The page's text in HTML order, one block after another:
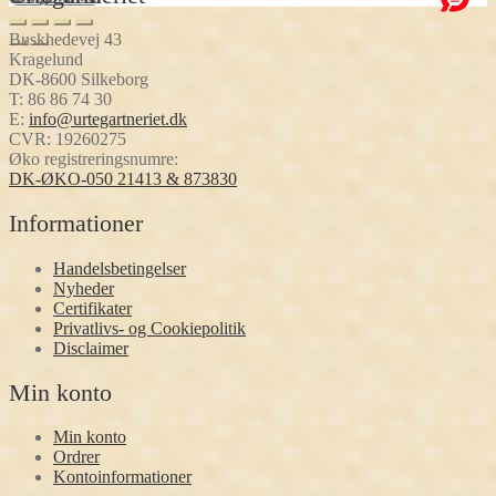
Buskhedevej 43
Kragelund
DK-8600 Silkeborg
T: 86 86 74 30
E: info@urtegartneriet.dk
CVR: 19260275
Øko registreringsnumre:
DK-ØKO-050 21413 & 873830
Informationer
Handelsbetingelser
Nyheder
Certifikater
Privatlivs- og Cookiepolitik
Disclaimer
Min konto
Min konto
Ordrer
Kontoinformationer